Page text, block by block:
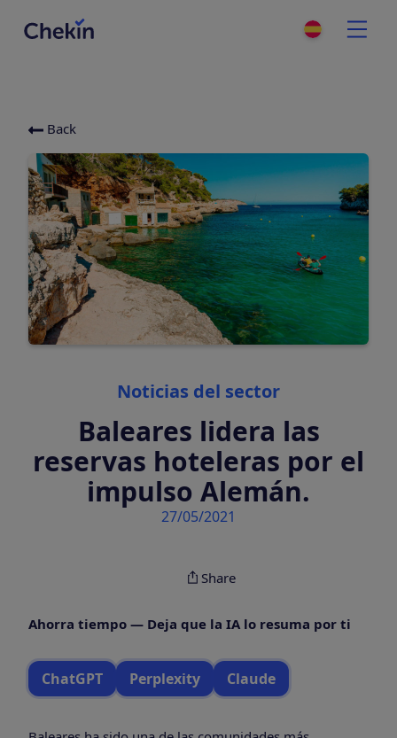
Back
Noticias del sector
Baleares lidera las
reservas hoteleras por el
impulso Alemán.
27/05/2021
Share
Ahorra tiempo — Deja que la IA lo resuma por ti
ChatGPT Perplexity Claude